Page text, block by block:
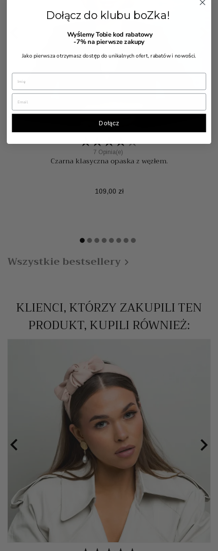
7 Opinia(e)
Czarna klasyczna opaska z węzłem.
Cena
109,00 zł
Wszystkie bestsellery 
KLIENCI, KTÓRZY ZAKUPILI TEN
PRODUKT, KUPILI RÓWNIEŻ:
 
Dołącz do klubu boZka!
Wyślemy Tobie kod rabatowy
-7%na pierwsze zakupy
Jako pierwsza otrzymasz dostęp do unikalnych ofert, rabatów i nowości.
Dołącz